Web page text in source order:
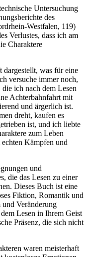
Untersuchung
des
Westfalen, 119)
Verlustes, dass ich am
Charaktere
dargestellt, was für eine
versuche immer noch,
ich nach dem Lesen
Achterbahnfahrt mit
und ärgerlich ist.
dreht, kaufen es
ist, und ich liebte
zum Leben
Kämpfen und
und
die das Lesen zu einer
Dieses Buch ist eine
Fiktion, Romantik und
Veränderung
Lesen in Ihrem Geist
Präsenz, die sich nicht
waren meisterhaft